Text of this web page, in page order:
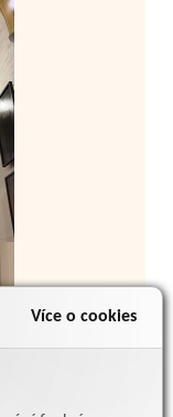
Více o cookies